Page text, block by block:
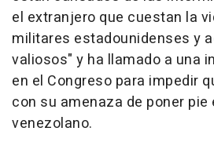
el extranjero que cuestan la
militares estadounidenses y
valiosos" y ha llamado a una
en el Congreso para impedir
con su amenaza de poner
venezolano.